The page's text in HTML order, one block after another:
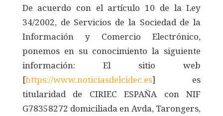
De acuerdo con el artículo 10 de la Ley
34/2002, de Servicios de la Sociedad de la
Información y Comercio Electrónico,
ponemos en su conocimiento la siguiente
información: El sitio web
[https://www.noticiasdelcidec.es] es
titularidad de CIRIEC ESPAÑA con NIF
G78358272 domiciliada en Avda, Tarongers,